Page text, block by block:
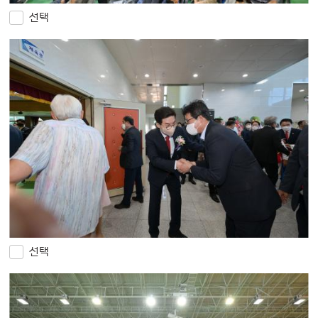
선택
선택